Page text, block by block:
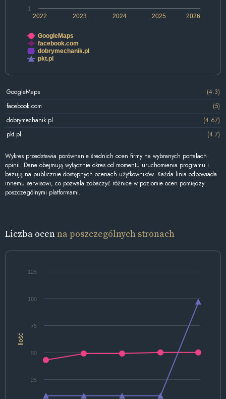
2022 2024 2026
2023 2025
1
GoogleMaps
facebook.com
dobrymechanik.pl
pkt.pl
GoogleMaps
(4.3)
facebook.com
(5)
dobrymechanik.pl
(4.67)
pkt.pl
(4.7)
Wykres przedstawia porównanie średnich ocen firmy na wybranych portalach
opinii. Dane obejmują wyłącznie okres od momentu uruchomienia programu i
bazują na publicznie dostępnych ocenach użytkowników. Każda linia odpowiada
innemu serwisowi, co pozwala zobaczyć różnice w poziomie ocen pomiędzy
poszczególnymi platformami.
Liczba ocenna poszczególnych stronach
Ilość
100
25
50
75
125